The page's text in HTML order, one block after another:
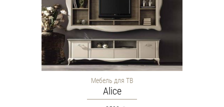
Мебель для ТВ
Alice